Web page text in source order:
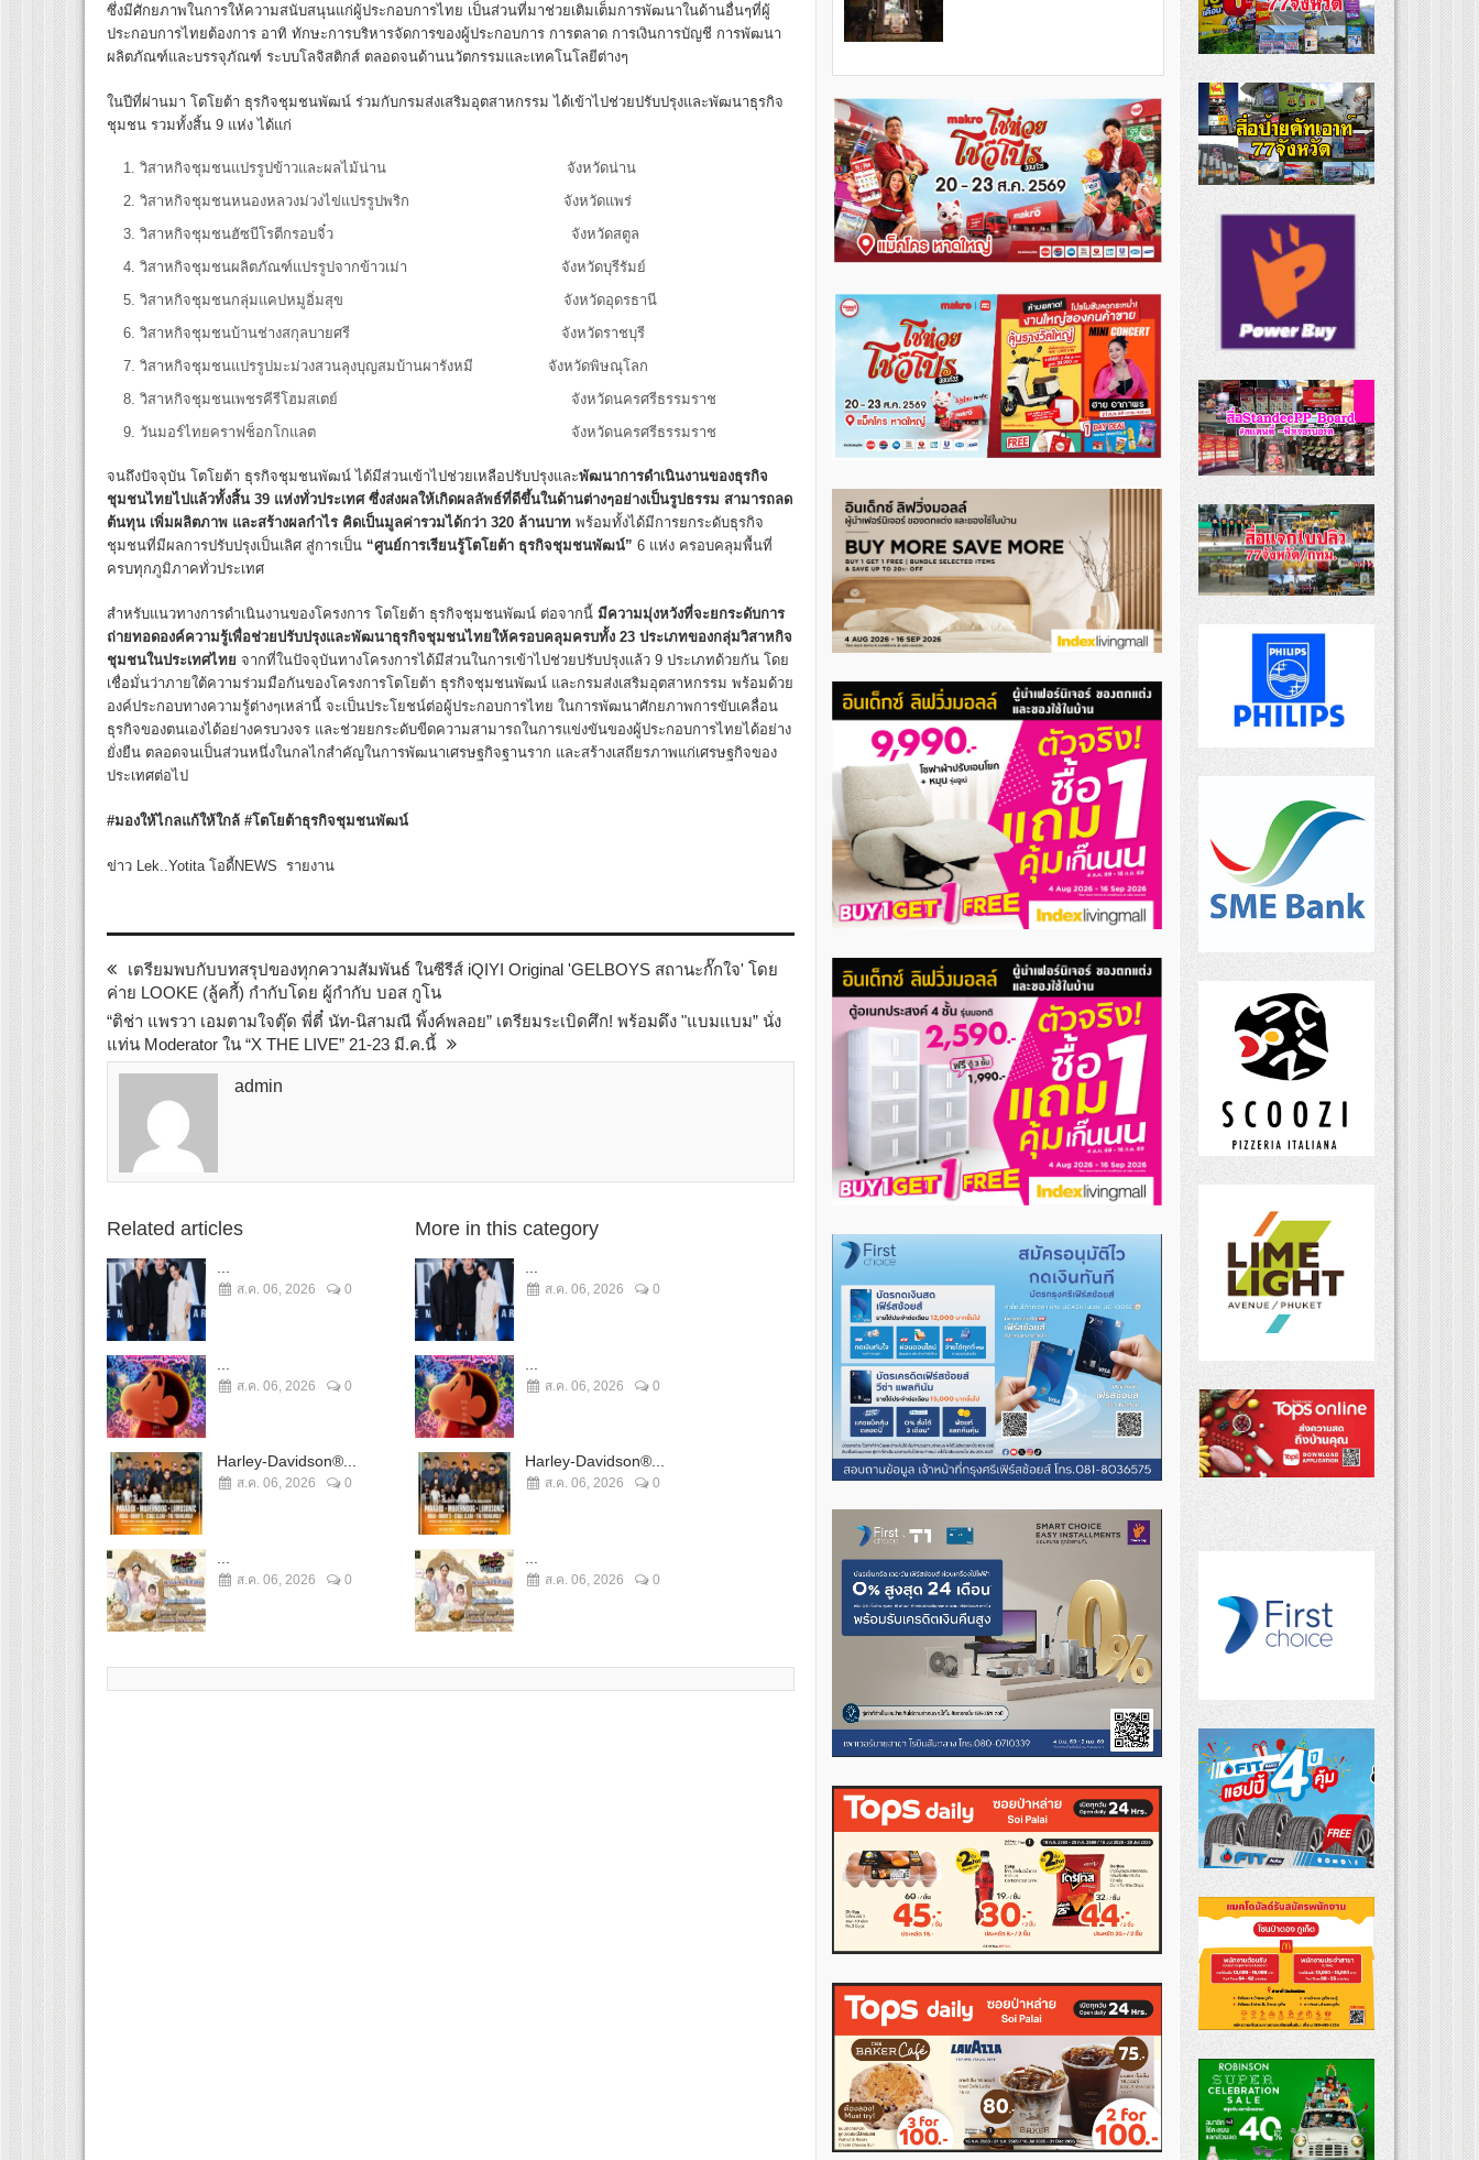
ซึ่งมีศักยภาพในการให้ความสนับสนุนแก่ผู้ประกอบการไทย เป็นส่วนที่มาช่วยเติมเต็มการพัฒนาในด้านอื่นๆที่ผู้
ประกอบการไทยต้องการ อาทิ ทักษะการบริหารจัดการของผู้ประกอบการ การตลาด การเงินการบัญชี การพัฒนา
ผลิตภัณฑ์และบรรจุภัณฑ์ ระบบโลจิสติกส์ ตลอดจนด้านนวัตกรรมและเทคโนโลยีต่างๆ
ในปีที่ผ่านมา โตโยต้า ธุรกิจชุมชนพัฒน์ ร่วมกับกรมส่งเสริมอุตสาหกรรม ได้เข้าไปช่วยปรับปรุงและพัฒนาธุรกิจ
ชุมชน รวมทั้งสิ้น 9 แห่ง ได้แก่
วิสาหกิจชุมชนแปรรูปข้าวและผลไม้น่าน จังหวัดน่าน
วิสาหกิจชุมชนหนองหลวงม่วงไข่แปรรูปพริก จังหวัดแพร่
วิสาหกิจชุมชนฮัซบีโรตีกรอบจิ๋ว จังหวัดสตูล
วิสาหกิจชุมชนผลิตภัณฑ์แปรรูปจากข้าวเม่า จังหวัดบุรีรัมย์
วิสาหกิจชุมชนกลุ่มแคปหมูอิ่มสุข จังหวัดอุดรธานี
วิสาหกิจชุมชนบ้านช่างสกุลบายศรี จังหวัดราชบุรี
วิสาหกิจชุมชนแปรรูปมะม่วงสวนลุงบุญสมบ้านผารังหมี จังหวัดพิษณุโลก
วิสาหกิจชุมชนเพชรคีรีโฮมสเตย์ จังหวัดนครศรีธรรมราช
วันมอร์ไทยคราฟช็อกโกแลต จังหวัดนครศรีธรรมราช
จนถึงปัจจุบัน โตโยต้า ธุรกิจชุมชนพัฒน์ ได้มีส่วนเข้าไปช่วยเหลือปรับปรุงและพัฒนาการดำเนินงานของธุรกิจ
ชุมชนไทยไปแล้วทั้งสิ้น 39 แห่งทั่วประเทศ ซึ่งส่งผลให้เกิดผลลัพธ์ที่ดีขึ้นในด้านต่างๆอย่างเป็นรูปธรรม สามารถลด
ต้นทุน เพิ่มผลิตภาพ และสร้างผลกำไร คิดเป็นมูลค่ารวมได้กว่า 320 ล้านบาท พร้อมทั้งได้มีการยกระดับธุรกิจ
ชุมชนที่มีผลการปรับปรุงเป็นเลิศ สู่การเป็น “ศูนย์การเรียนรู้โตโยต้า ธุรกิจชุมชนพัฒน์” 6 แห่ง ครอบคลุมพื้นที่
ครบทุกภูมิภาคทั่วประเทศ
สำหรับแนวทางการดำเนินงานของโครงการ โตโยต้า ธุรกิจชุมชนพัฒน์ ต่อจากนี้ มีความมุ่งหวังที่จะยกระดับการ
ถ่ายทอดองค์ความรู้เพื่อช่วยปรับปรุงและพัฒนาธุรกิจชุมชนไทยให้ครอบคลุมครบทั้ง 23 ประเภทของกลุ่มวิสาหกิจ
ชุมชนในประเทศไทย จากที่ในปัจจุบันทางโครงการได้มีส่วนในการเข้าไปช่วยปรับปรุงแล้ว 9 ประเภทด้วยกัน โดย
เชื่อมั่นว่าภายใต้ความร่วมมือกันของโครงการโตโยต้า ธุรกิจชุมชนพัฒน์ และกรมส่งเสริมอุตสาหกรรม พร้อมด้วย
องค์ประกอบทางความรู้ต่างๆเหล่านี้ จะเป็นประโยชน์ต่อผู้ประกอบการไทย ในการพัฒนาศักยภาพการขับเคลื่อน
ธุรกิจของตนเองได้อย่างครบวงจร และช่วยยกระดับขีดความสามารถในการแข่งขันของผู้ประกอบการไทยได้อย่าง
ยั่งยืน ตลอดจนเป็นส่วนหนึ่งในกลไกสำคัญในการพัฒนาเศรษฐกิจฐานราก และสร้างเสถียรภาพแก่เศรษฐกิจของ
ประเทศต่อไป
#มองให้ไกลแก้ให้ใกล้ #โตโยต้าธุรกิจชุมชนพัฒน์
ข่าว Lek..Yotita โอดี้NEWS รายงาน
เตรียมพบกับบทสรุปของทุกความสัมพันธ์ ในซีรีส์ iQIYI Original 'GELBOYS สถานะกั๊กใจ' โดย
ค่าย LOOKE (ลู้คกี้) กำกับโดย ผู้กำกับ บอส กูโน
“ติช่า แพรวา เอมตามใจตุ๊ด พี่ตี๋ นัท-นิสามณี พิ้งค์พลอย” เตรียมระเบิดศึก! พร้อมดึง "แบมแบม” นั่ง
แท่น Moderator ใน “X THE LIVE” 21-23 มี.ค.นี้
admin
Related articles
ส.ค. 06, 2026 0
ส.ค. 06, 2026 0
Harley-Davidson®...
ส.ค. 06, 2026 0
ส.ค. 06, 2026 0
More in this category
ส.ค. 06, 2026 0
ส.ค. 06, 2026 0
Harley-Davidson®...
ส.ค. 06, 2026 0
ส.ค. 06, 2026 0